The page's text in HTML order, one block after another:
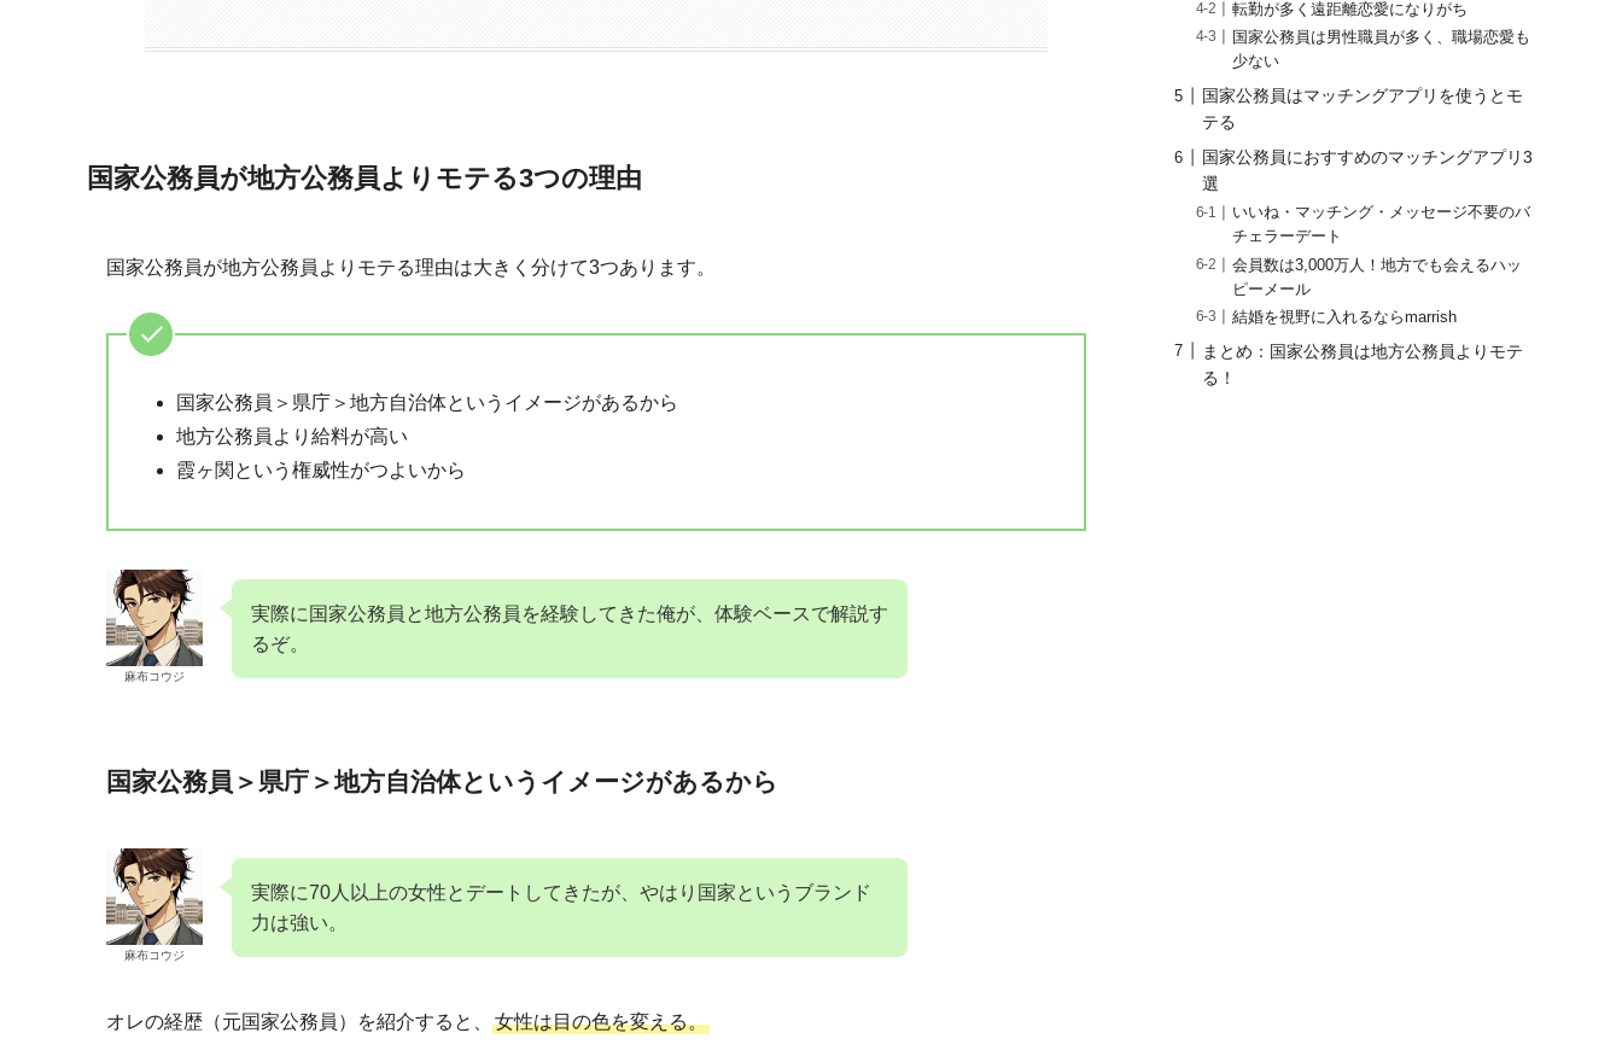
国家公務員が地方公務員よりモテる3つの理由
国家公務員が地方公務員よりモテる理由は大きく分けて3つあります。
国家公務員＞県庁＞地方自治体というイメージがあるから
地方公務員より給料が高い
霞ヶ関という権威性がつよいから
麻布コウジ
実際に国家公務員と地方公務員を経験してきた俺が、体験ベースで解説す
るぞ。
国家公務員＞県庁＞地方自治体というイメージがあるから
麻布コウジ
実際に70人以上の女性とデートしてきたが、やはり国家というブランド
力は強い。
オレの経歴（元国家公務員）を紹介すると、 女性は目の色を変える。
転勤が多く遠距離恋愛になりがち
国家公務員は男性職員が多く、職場恋愛も
少ない
国家公務員はマッチングアプリを使うとモ
テる
国家公務員におすすめのマッチングアプリ3
選
いいね・マッチング・メッセージ不要のバ
チェラーデート
会員数は3,000万人！地方でも会えるハッ
ピーメール
結婚を視野に入れるならmarrish
まとめ：国家公務員は地方公務員よりモテ
る！